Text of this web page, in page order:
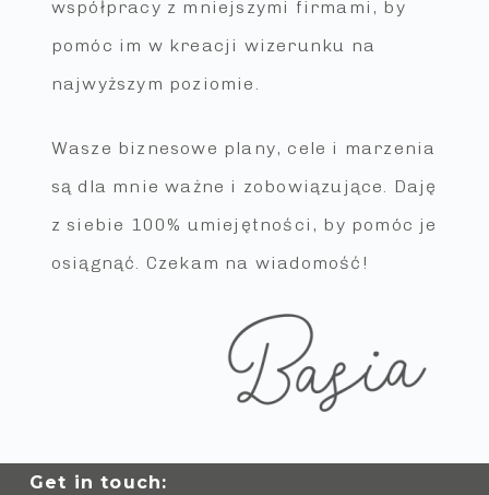
współpracy z mniejszymi firmami, by
pomóc im w kreacji wizerunku na
najwyższym poziomie.
Wasze biznesowe plany, cele i marzenia
są dla mnie ważne i zobowiązujące. Daję
z siebie 100% umiejętności, by pomóc je
osiągnąć. Czekam na wiadomość!
Get in touch: